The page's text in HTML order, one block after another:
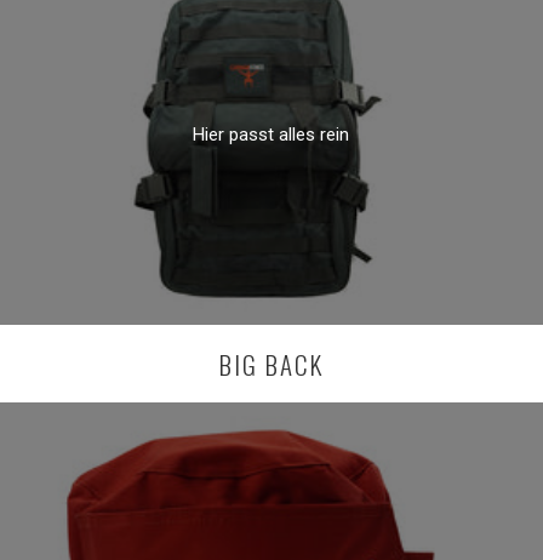
Hier passt alles rein
BIG BACK